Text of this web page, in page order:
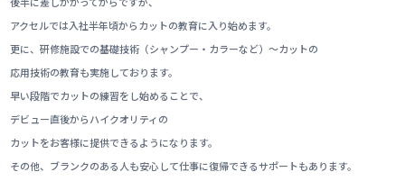
アクセルでは入社半年頃からカットの教育に入り始めます。
更に、研修施設での基礎技術（シャンプー・カラーなど）～カットの
応用技術の教育も実施しております。
早い段階でカットの練習をし始めることで、
デビュー直後からハイクオリティの
カットをお客様に提供できるようになります。
その他、ブランクのある人も安心して仕事に復帰できるサポートもあります。